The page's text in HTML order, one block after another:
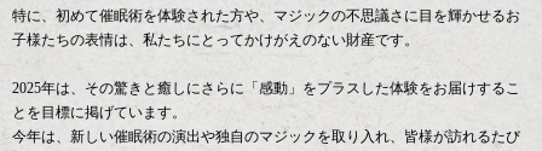
特に、初めて催眠術を体験された方や、マジックの不思議さに目を輝かせるお
子様たちの表情は、私たちにとってかけがえのない財産です。
2025年は、その驚きと癒しにさらに「感動」をプラスした体験をお届けするこ
とを目標に掲げています。
今年は、新しい催眠術の演出や独自のマジックを取り入れ、皆様が訪れるたび